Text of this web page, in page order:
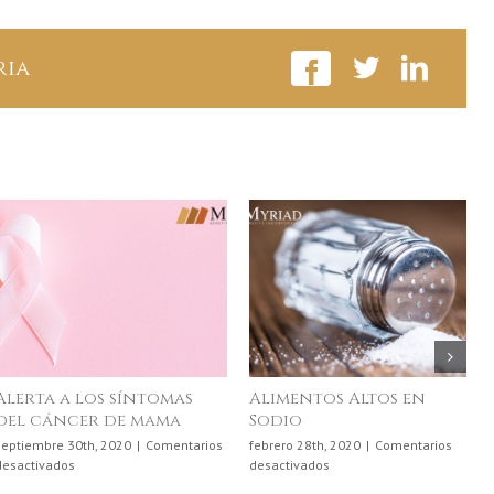
Altos en
28th, 2020 | Comentarios
en
¿El moho en el hogar
causa problemas de
salud?
noviembre 22nd, 2022